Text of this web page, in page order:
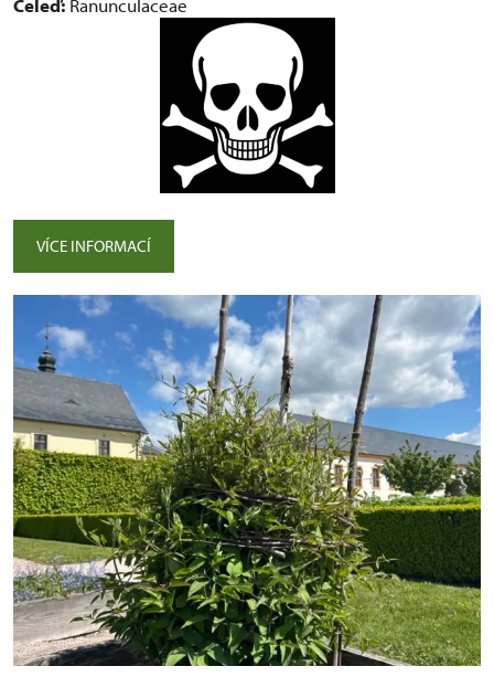
Čeleď: Ranunculaceae
VÍCE INFORMACÍ